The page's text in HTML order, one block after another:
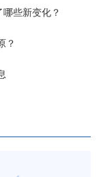
些新变化？
？